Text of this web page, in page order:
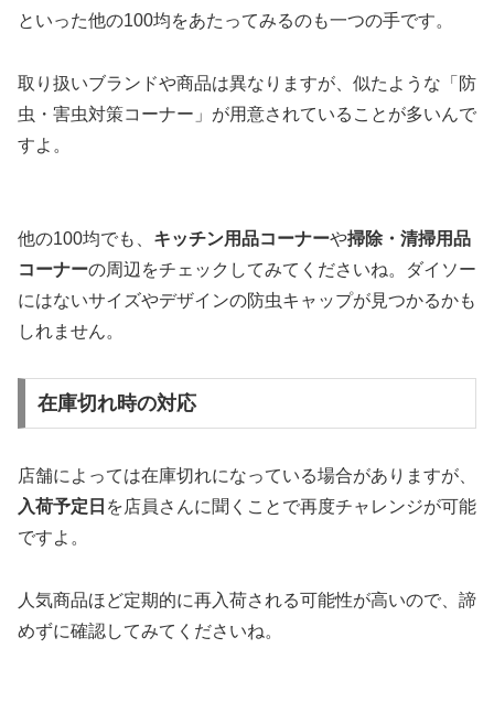
といった他の100均をあたってみるのも一つの手です。
取り扱いブランドや商品は異なりますが、似たような「防
虫・害虫対策コーナー」が用意されていることが多いんで
すよ。
他の100均でも、 キッチン用品コーナーや掃除・清掃用品
コーナーの周辺をチェックしてみてくださいね。ダイソー
にはないサイズやデザインの防虫キャップが見つかるかも
しれません。
在庫切れ時の対応
店舗によっては在庫切れになっている場合がありますが、
入荷予定日 を店員さんに聞くことで再度チャレンジが可能
ですよ。
人気商品ほど定期的に再入荷される可能性が高いので、諦
めずに確認してみてくださいね。